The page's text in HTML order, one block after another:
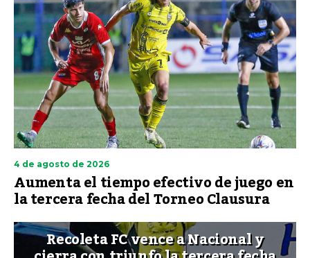
4 de agosto de 2026
Aumenta el tiempo efectivo de juego en
la tercera fecha del Torneo Clausura
Recoleta FC vence a Nacional y